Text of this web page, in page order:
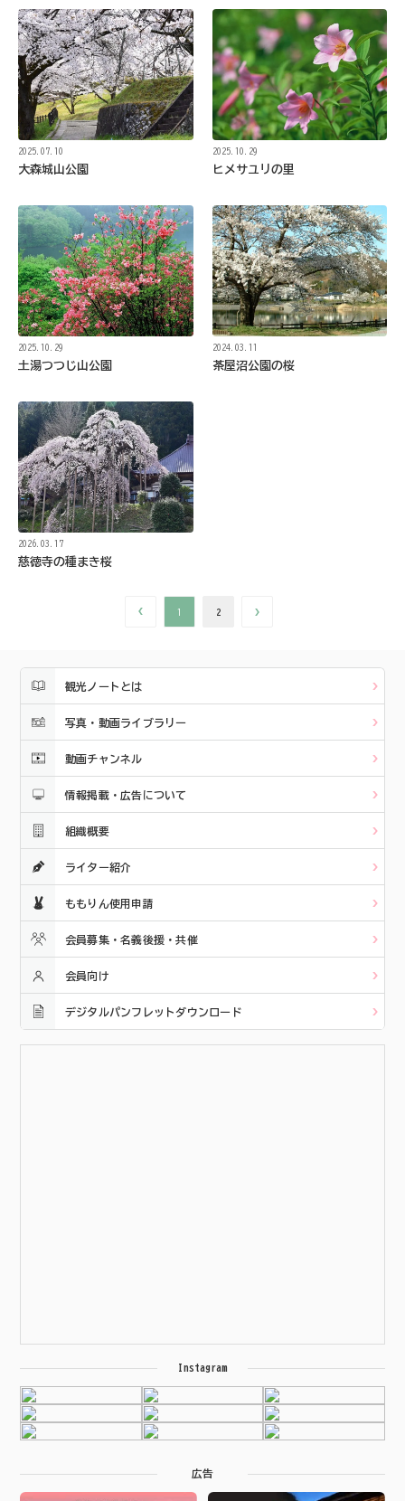
2025.07.10
大森城山公園
2025.10.29
ヒメサユリの里
2025.10.29
土湯つつじ山公園
2024.03.11
茶屋沼公園の桜
2026.03.17
慈徳寺の種まき桜
1 2
観光ノートとは
写真・動画ライブラリー
動画チャンネル
情報掲載・広告について
組織概要
ライター紹介
ももりん使用申請
会員募集・名義後援・共催
会員向け
デジタルパンフレットダウンロード
Instagram
広告